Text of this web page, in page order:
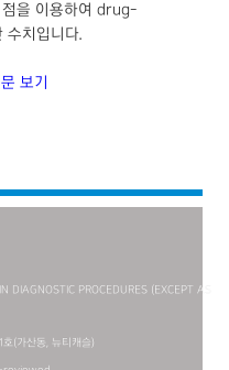
점을 이용하여 drug-
치입니다.
보기
DIAGNOSTIC PROCEDURES (EXCEPT AS
(가산동, 뉴티캐슬)